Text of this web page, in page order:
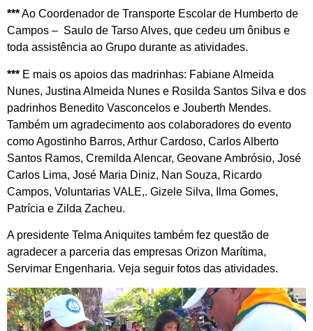
***Ao Coordenador de Transporte Escolar de Humberto de
Campos – Saulo de Tarso Alves, que cedeu um ônibus e
toda assistência ao Grupo durante as atividades.
*** E mais os apoios das madrinhas: Fabiane Almeida
Nunes, Justina Almeida Nunes e Rosilda Santos Silva e dos
padrinhos Benedito Vasconcelos e Jouberth Mendes.
Também um agradecimento aos colaboradores do evento
como Agostinho Barros, Arthur Cardoso, Carlos Alberto
Santos Ramos, Cremilda Alencar, Geovane Ambrósio, José
Carlos Lima, José Maria Diniz, Nan Souza, Ricardo
Campos, Voluntarias VALE,. Gizele Silva, Ilma Gomes,
Patrícia e Zilda Zacheu.
A presidente Telma Aniquites também fez questão de
agradecer a parceria das empresas Orizon Marítima,
Servimar Engenharia. Veja seguir fotos das atividades.